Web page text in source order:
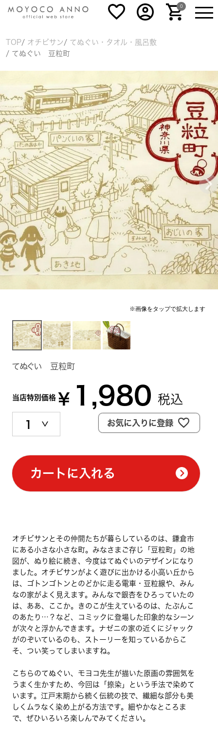
0
TOP オチビサン
てぬぐい・タオル・風呂敷
てぬぐい 豆粒町
てぬぐい 豆粒町
当店特別価格 ¥ 1,980 税込
お気に入りに登録
カートに入れる
オチビサンとその仲間たちが暮らしているのは、鎌倉市
にある小さな小さな町。みなさまご存じ「豆粒町」の地
図が、ぬり絵に続き、今度はてぬぐいのデザインになり
ました。オチビサンがよく遊びに出かける小高い丘から
は、ゴトンゴトンとのどかに走る電車・豆粒線や、みん
なの家がよく見えます。みんなで銀杏をひろっていたの
は、ああ、ここか。きのこが生えているのは、たぶんこ
のあたり…？など、コミックに登場した印象的なシーン
が次々と浮かんできます。ナゼニの家の近くにジャック
がのぞいているのも、ストーリーを知っているからこ
そ、つい笑ってしまいますね。
こちらのてぬぐい、モヨコ先生が描いた原画の雰囲気を
うまく生かすため、今回は「捺染」という手法で染めて
います。江戸末期から続く伝統の技で、繊細な部分も美
しくムラなく染め上がる方法です。細やかなところま
で、ぜひいろいろ楽しんでみてください。